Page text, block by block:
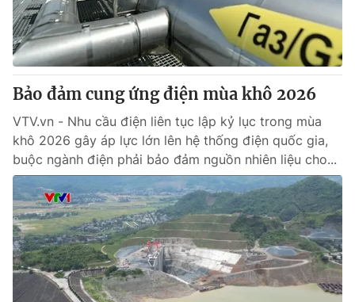
Bảo đảm cung ứng điện mùa khô 2026
VTV.vn - Nhu cầu điện liên tục lập kỷ lục trong mùa
khô 2026 gây áp lực lớn lên hệ thống điện quốc gia,
buộc ngành điện phải bảo đảm nguồn nhiên liệu cho...